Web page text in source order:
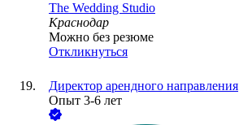
The Wedding Studio
Краснодар
Можно без резюме
Откликнуться
Директор арендного направления
Опыт 3-6 лет